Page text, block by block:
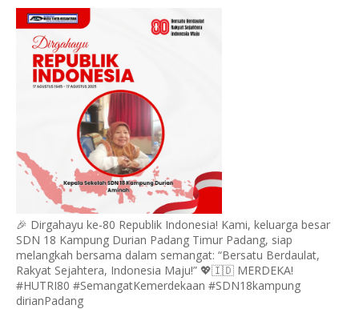
🎉 Dirgahayu ke-80 Republik Indonesia! Kami, keluarga besar
SDN 18 Kampung Durian Padang Timur Padang, siap
melangkah bersama dalam semangat: “Bersatu Berdaulat,
Rakyat Sejahtera, Indonesia Maju!” 💖🇮🇩 MERDEKA!
#HUTRI80 #SemangatKemerdekaan #SDN18kampung
dirianPadang